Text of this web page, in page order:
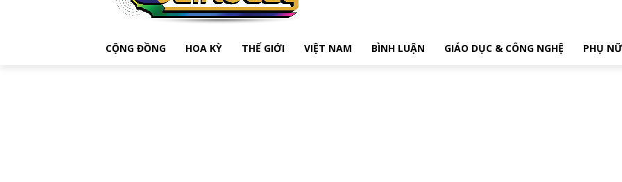
CỘNG ĐỒNG HOA KỲ THẾ GIỚI VIỆT NAM BÌNH LUẬN GIÁO DỤC & CÔNG NGHỆ PHỤ NỮ